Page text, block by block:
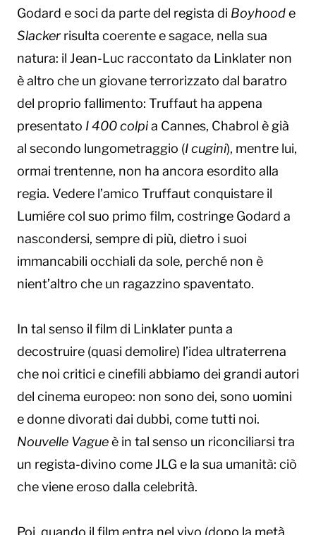
Godard e soci da parte del regista di Boyhoode
Slacker risulta coerente e sagace, nella sua
natura: il Jean-Luc raccontato da Linklater non
è altro che un giovane terrorizzato dal baratro
del proprio fallimento: Truffaut ha appena
presentato I 400 colpia Cannes, Chabrol è già
al secondo lungometraggio (I cugini), mentre lui,
ormai trentenne, non ha ancora esordito alla
regia. Vedere l’amico Truffaut conquistare il
Lumiére col suo primo film, costringe Godard a
nascondersi, sempre di più, dietro i suoi
immancabili occhiali da sole, perché non è
nient’altro che un ragazzino spaventato.
In tal senso il film di Linklater punta a
decostruire (quasi demolire) l’idea ultraterrena
che noi critici e cinefili abbiamo dei grandi autori
del cinema europeo: non sono dei, sono uomini
e donne divorati dai dubbi, come tutti noi.
Nouvelle Vagueè in tal senso un riconciliarsi tra
un regista-divino come JLG e la sua umanità: ciò
che viene eroso dalla celebrità.
Poi, quando il film entra nel vivo (dopo la metà,